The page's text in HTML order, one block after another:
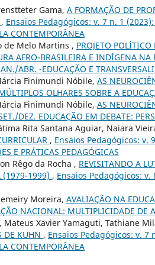
Gama, A FORMAÇÃO DE
, Ensaios Pedagógicos: v. 7 n. 1 (2023):
CONTEMPORÂNEA
de Melo Martins , PROJETO
AFRO-BRASILEIRA E INDÍGENA NA
ABR. -EDUCAÇÃO E
Finimundi Nóbile, AS
OLHARES SOBRE A
Finimundi Nóbile, AS
DEZ. EDUCAÇÃO EM DEBATE:
Rita Santana Aguiar, Naiara
, Ensaios Pedagógicos: v.
E PRÁTICAS PEDAGÓGICAS
Rêgo da Rocha , REVISITANDO A
(1979-1999) , Ensaios Pedagógicos: v.
Moreira, AVALIAÇÃO NA
NACIONAL: MULTIPLICIDADE DE
Mateus Xavier Yamaguti, Tathiane
DE KUHN , Ensaios Pedagógicos: v. 7
CONTEMPORÂNEA